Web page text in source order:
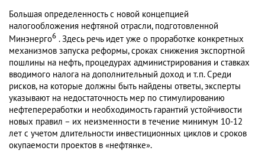
Большая определенность с новой концепцией
налогообложения нефтяной отрасли, подготовленной
Минэнерго6 . Здесь речь идет уже о проработке конкретных
механизмов запуска реформы, сроках снижения экспортной
пошлины на нефть, процедурах администрирования и ставках
вводимого налога на дополнительный доход и т.п. Среди
рисков, на которые должны быть найдены ответы, эксперты
указывают на недостаточность мер по стимулированию
нефтепереработки и необходимость гарантий устойчивости
новых правил – их неизменности в течение минимум 10-12
лет с учетом длительности инвестиционных циклов и сроков
окупаемости проектов в «нефтянке».